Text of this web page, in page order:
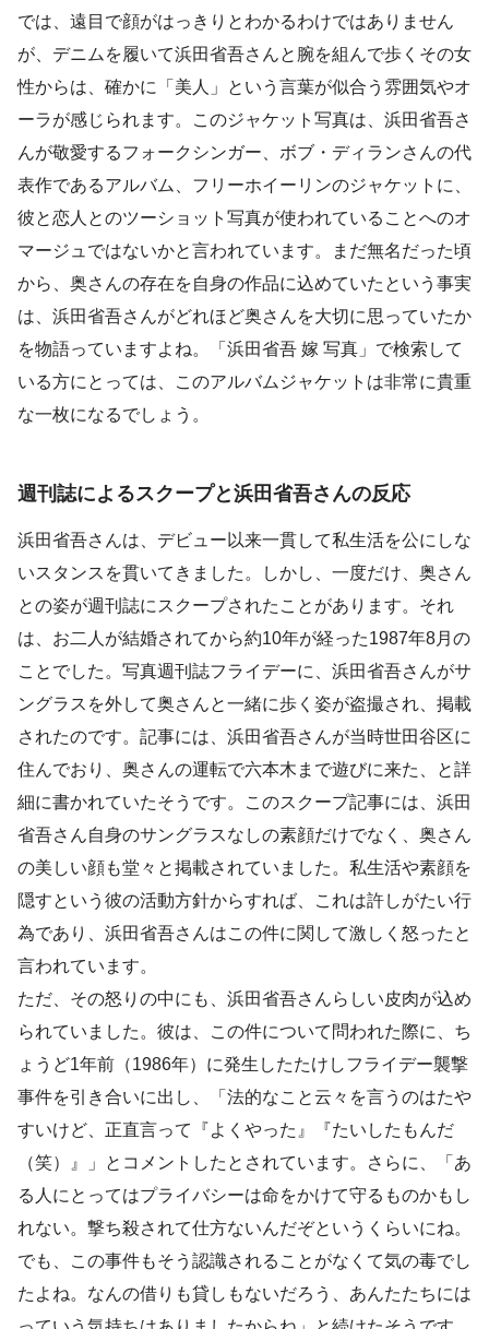
では、遠目で顔がはっきりとわかるわけではありません
が、デニムを履いて浜田省吾さんと腕を組んで歩くその女
性からは、確かに「美人」という言葉が似合う雰囲気やオ
ーラが感じられます。このジャケット写真は、浜田省吾さ
んが敬愛するフォークシンガー、ボブ・ディランさんの代
表作であるアルバム、フリーホイーリンのジャケットに、
彼と恋人とのツーショット写真が使われていることへのオ
マージュではないかと言われています。まだ無名だった頃
から、奥さんの存在を自身の作品に込めていたという事実
は、浜田省吾さんがどれほど奥さんを大切に思っていたか
を物語っていますよね。「浜田省吾 嫁 写真」で検索して
いる方にとっては、このアルバムジャケットは非常に貴重
な一枚になるでしょう。
週刊誌によるスクープと浜田省吾さんの反応
浜田省吾さんは、デビュー以来一貫して私生活を公にしな
いスタンスを貫いてきました。しかし、一度だけ、奥さん
との姿が週刊誌にスクープされたことがあります。それ
は、お二人が結婚されてから約10年が経った1987年8月の
ことでした。写真週刊誌フライデーに、浜田省吾さんがサ
ングラスを外して奥さんと一緒に歩く姿が盗撮され、掲載
されたのです。記事には、浜田省吾さんが当時世田谷区に
住んでおり、奥さんの運転で六本木まで遊びに来た、と詳
細に書かれていたそうです。このスクープ記事には、浜田
省吾さん自身のサングラスなしの素顔だけでなく、奥さん
の美しい顔も堂々と掲載されていました。私生活や素顔を
隠すという彼の活動方針からすれば、これは許しがたい行
為であり、浜田省吾さんはこの件に関して激しく怒ったと
言われています。
ただ、その怒りの中にも、浜田省吾さんらしい皮肉が込め
られていました。彼は、この件について問われた際に、ち
ょうど1年前（1986年）に発生したたけしフライデー襲撃
事件を引き合いに出し、「法的なこと云々を言うのはたや
すいけど、正直言って『よくやった』『たいしたもんだ
（笑）』」とコメントしたとされています。さらに、「あ
る人にとってはプライバシーは命をかけて守るものかもし
れない。撃ち殺されて仕方ないんだぞというくらいにね。
でも、この事件もそう認識されることがなくて気の毒でし
たよね。なんの借りも貸しもないだろう、あんたたちには